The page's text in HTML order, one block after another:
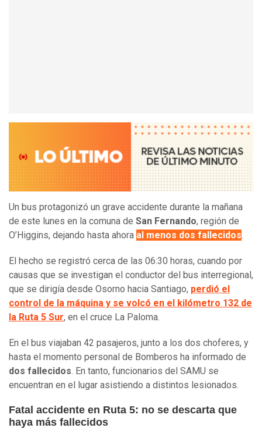
Un bus protagonizó un grave accidente durante la mañana
de este lunes en la comuna de San Fernando, región de
O’Higgins, dejando hasta ahora al menos dos fallecidos.
El hecho se registró cerca de las 06:30 horas, cuando por
causas que se investigan el conductor del bus interregional,
que se dirigía desde Osorno hacia Santiago, perdió el
control de la máquina y se volcó en el kilómetro 132 de
la Ruta 5 Sur, en el cruce La Paloma.
En el bus viajaban 42 pasajeros, junto a los dos choferes, y
hasta el momento personal de Bomberos ha informado de
dos fallecidos. En tanto, funcionarios del SAMU se
encuentran en el lugar asistiendo a distintos lesionados.
Fatal accidente en Ruta 5: no se descarta que
haya más fallecidos